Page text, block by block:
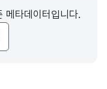
타데이터입니다.